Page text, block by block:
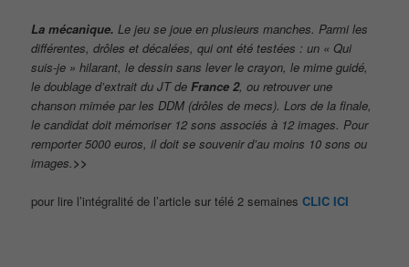
La mécanique. Le jeu se joue en plusieurs manches. Parmi les
différentes, drôles et décalées, qui ont été testées : un « Qui
suis-je » hilarant, le dessin sans lever le crayon, le mime guidé,
le doublage d’extrait du JT deFrance 2, ou retrouver une
chanson mimée par les DDM (drôles de mecs). Lors de la finale,
le candidat doit mémoriser 12 sons associés à 12 images. Pour
remporter 5000 euros, il doit se souvenir d’au moins 10 sons ou
images.>>
pour lire l’intégralité de l’article sur télé 2 semainesCLIC ICI